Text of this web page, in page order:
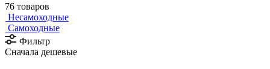
76 товаров
Несамоходные
Самоходные
Фильтр
Сначала дешевые